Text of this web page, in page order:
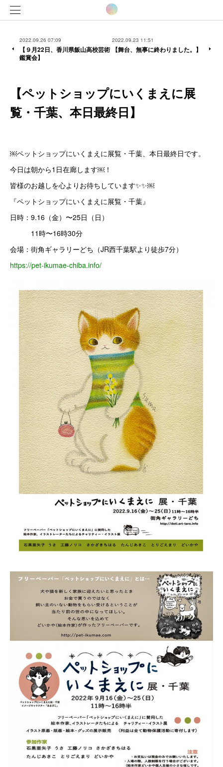
2022.09.26 07:09
【９月22日、香川県飯山高校芸術
鑑賞会】
2022.09.23 11:51
【舞台、無事に終わりました。】
【ペットショップにいくまえに展
覧・千葉、本日最終日】
￼ペットショップにいくまえに展覧・千葉、本日最終日です。
今日は朝から1日在廊します￼！
皆様のお越しを心よりお待ちしています✨✨￼
『ペットショップにいくまえに展覧・千葉』
日時：9.16（金）〜25日（日）
11時〜16時30分
会場：街角ギャラリーどち（JR西千葉駅より徒歩7分）
https://pet-ikumae-chiba.info/